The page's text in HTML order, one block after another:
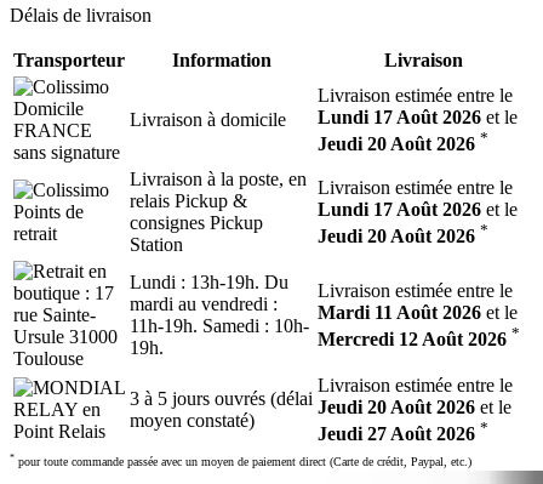
Délais de livraison
Transporteur Information Livraison
Livraison à domicile
Livraison estimée entre le
Lundi 17 Août 2026 et le
Jeudi 20 Août 2026 *
Livraison à la poste, en
relais Pickup &
consignes Pickup
Station
Livraison estimée entre le
Lundi 17 Août 2026 et le
Jeudi 20 Août 2026 *
Lundi : 13h-19h. Du
mardi au vendredi :
11h-19h. Samedi : 10h-
19h.
Livraison estimée entre le
Mardi 11 Août 2026 et le
Mercredi 12 Août 2026 *
3 à 5 jours ouvrés (délai
moyen constaté)
Livraison estimée entre le
Jeudi 20 Août 2026 et le
Jeudi 27 Août 2026 *
* pour toute commande passée avec un moyen de paiement direct (Carte de crédit, Paypal, etc.)